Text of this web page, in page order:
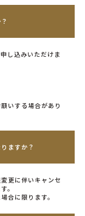
し込みいただけま
いする場合があり
ますか？
更に伴いキャンセ
。
合に限ります。